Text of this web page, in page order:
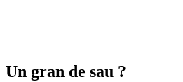
Un gran de sau ?